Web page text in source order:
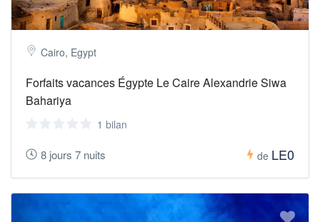
Cairo, Egypt
Forfaits vacances Égypte Le Caire Alexandrie Siwa
Bahariya
1 bilan
8 jours 7 nuits de LE0